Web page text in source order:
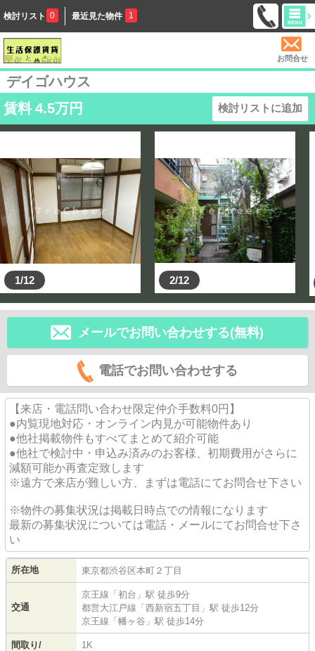
検討リスト 0 最近見た物件 1
お問合せ
デイゴハウス
賃料 4.5万円 検討リストに追加
1/12 2/12
メールでお問い合わせする(無料)
電話でお問い合わせする
【来店・電話問い合わせ限定仲介手数料0円】
●内覧現地対応・オンライン内見が可能物件あり
●他社掲載物件もすべてまとめて紹介可能
●他社で検討中・申込み済みのお客様、初期費用がさらに
減額可能か再査定致します
※遠方で来店が難しい方、まずは電話にてお問合せ下さい
※物件の募集状況は掲載日時点での情報になります
最新の募集状況については電話・メールにてお問合せ下さ
い
所在地 東京都渋谷区本町 ２丁目
交通
京王線 「 初台 」駅 徒歩9分
都営大江戸線 「 西新宿五丁目 」駅 徒歩12分
京王線 「 幡ヶ谷 」駅 徒歩14分
間取り/
1K